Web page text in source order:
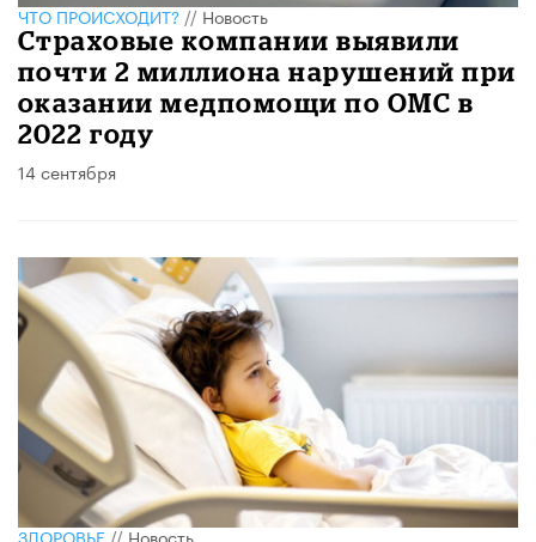
ЧТО ПРОИСХОДИТ?//Новость
Страховые компании выявили
почти 2 миллиона нарушений при
оказании медпомощи по ОМС в
2022 году
14 сентября
ЗДОРОВЬЕ//Новость